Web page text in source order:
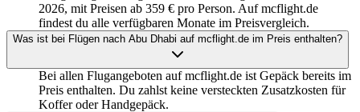
2026, mit Preisen ab 359 € pro Person. Auf mcflight.de
findest du alle verfügbaren Monate im Preisvergleich.
Was ist bei Flügen nach Abu Dhabi auf mcflight.de im Preis enthalten?
Bei allen Flugangeboten auf mcflight.de ist Gepäck bereits im
Preis enthalten. Du zahlst keine versteckten Zusatzkosten für
Koffer oder Handgepäck.